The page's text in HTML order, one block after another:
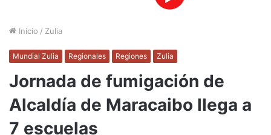
Inicio / Zulia
Mundial Zulia Regionales Regiones Zulia
Jornada de fumigación de
Alcaldía de Maracaibo llega a
7 escuelas